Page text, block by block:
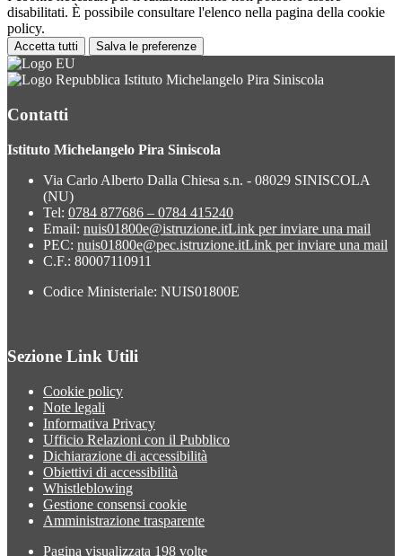
disabilitati. È possibile consultare l'elenco nella pagina della cookie
policy.
Accetta tutti Salva le preferenze
Istituto Michelangelo Pira Siniscola
Contatti
Istituto Michelangelo Pira Siniscola
Via Carlo Alberto Dalla Chiesa s.n. - 08029 SINISCOLA
(NU)
Tel: 0784 877686 – 0784 415240
Email: nuis01800e@istruzione.itLink per inviare una mail
PEC: nuis01800e@pec.istruzione.itLink per inviare una mail
C.F.: 80007110911
Codice Ministeriale: NUIS01800E
Sezione Link Utili
Cookie policy
Note legali
Informativa Privacy
Ufficio Relazioni con il Pubblico
Dichiarazione di accessibilità
Obiettivi di accessibilità
Whistleblowing
Gestione consensi cookie
Amministrazione trasparente
Pagina visualizzata 198 volte